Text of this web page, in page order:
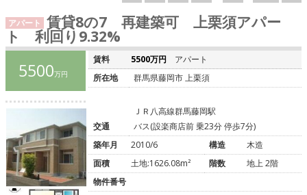
アパート 賃貸8の7 再建築可 上栗須アパー
ト 利回り9.32%
5500万円
賃料 5500万円
アパート
所在地
群馬県藤岡市 上栗須
交通
ＪＲ八高線群馬藤岡駅
バス(設楽商店前 乗23分 停歩7分)
築年月
2010/6 構造
木造
面積
土地:1626.08m² 階数
地上 2階
物件番号